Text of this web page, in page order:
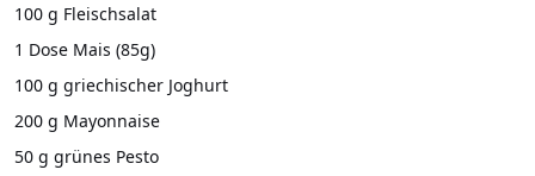
100 g Fleischsalat
1 Dose Mais (85g)
100 g griechischer Joghurt
200 g Mayonnaise
50 g grünes Pesto